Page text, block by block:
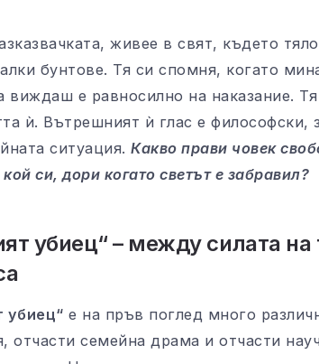
живее в свят, където
бунтове. Тя си спомня, когато
виждаш е равносилно на наказание.
ѝ. Вътрешният ѝ глас е философски,
ситуация. Какво прави човек
си, дори когато светът е забравил?
убиец“ – между силата
убиец“ е на пръв поглед много
отчасти семейна драма и отчасти